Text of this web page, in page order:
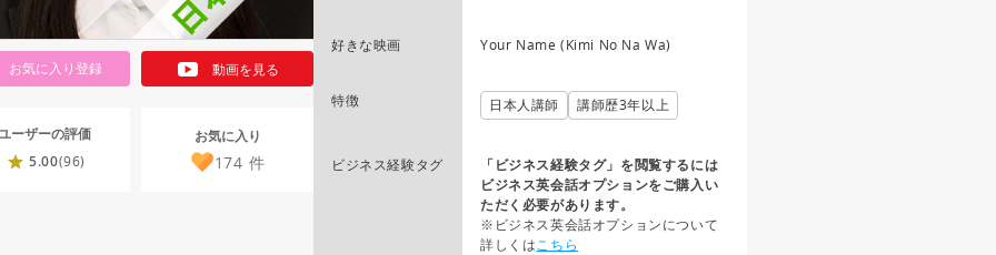
お気に入り登録 動画を見る
ーザーの評価
5.00(96)
お気に入り
174 件
好きな映画 Your Name (Kimi No Na Wa)
特徴 日本人講師 講師歴3年以上
ビジネス経験タグ
「ビジネス経験タグ」を閲覧するには
ビジネス英会話オプションをご購入い
ただく必要があります。
※ビジネス英会話オプションについて
詳しくはこちら